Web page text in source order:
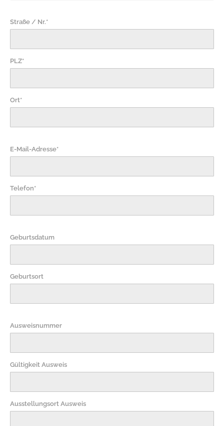
Straße / Nr.*
PLZ*
Ort*
E-Mail-Adresse*
Telefon*
Geburtsdatum
Geburtsort
Ausweisnummer
Gültigkeit Ausweis
Ausstellungsort Ausweis